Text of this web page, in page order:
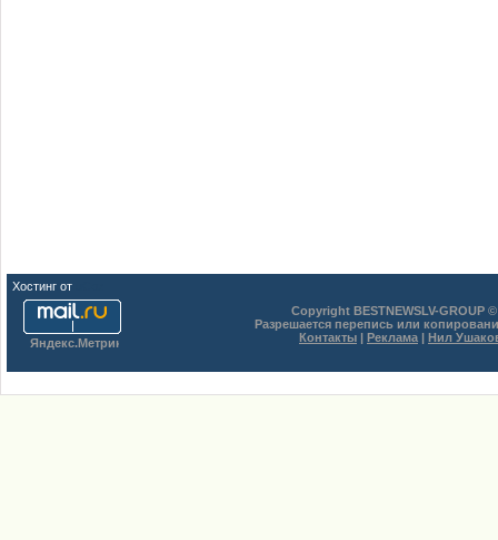
Хостинг от
Copyright BESTNEWSLV-GROUP
Разрешается перепись или
Контакты | Реклама | Нил